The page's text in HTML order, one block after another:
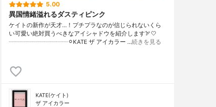
5.00
異国情緒溢れるダスティピンク
ケイトの新作が天才…！プチプラなのが信じられないくら
い可愛い絶対買うべきなアイシャドウを紹介します🏹🤍
┈┈┈┈┈┈┈┈┈┈⚪︎KATE ザ アイカラー …続きを見る
KATE(ケイト)
ザ アイカラー